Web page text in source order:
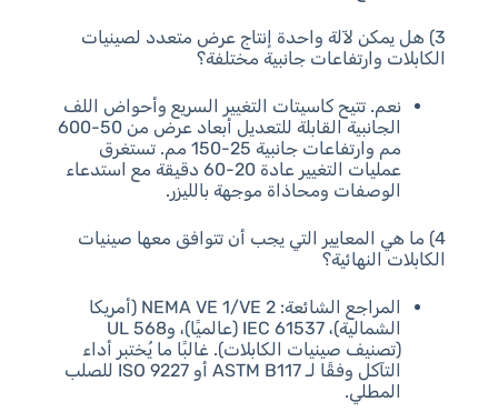
3) هل يمكن لآلة واحدة إنتاج عرض متعدد لصينيات
الكابلات وارتفاعات جانبية مختلفة؟
نعم. تتيح كاسيتات التغيير السريع وأحواض اللف
الجانبية القابلة للتعديل أبعاد عرض من 50-600
مم وارتفاعات جانبية 25-150 مم. تستغرق
عمليات التغيير عادة 20-60 دقيقة مع استدعاء
الوصفات ومحاذاة موجهة بالليزر.
4) ما هي المعايير التي يجب أن تتوافق معها صينيات
الكابلات النهائية؟
المراجع الشائعة: NEMA VE 1/VE 2 (أمريكا
الشمالية)، IEC 61537 (عالميًا)، وUL 568
(تصنيف صينيات الكابلات). غالبًا ما يُختبر أداء
التآكل وفقًا لـ ASTM B117 أو ISO 9227 للصلب
المطلي.